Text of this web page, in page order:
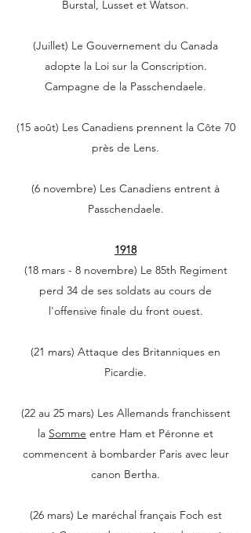
Burstal, Lusset et Watson.
(Juillet) Le Gouvernement du Canada
adopte la Loi sur la Conscription.
Campagne de la Passchendaele.
(15 août) Les Canadiens prennent la Côte 70
près de Lens.
(6 novembre) Les Canadiens entrent à
Passchendaele.
1918
(18 mars - 8 novembre) Le 85th Regiment
perd 34 de ses soldats au cours de
l'offensive finale du front ouest.
(21 mars) Attaque des Britanniques en
Picardie.
(22 au 25 mars) Les Allemands franchissent
la Somme entre Ham et Péronne et
commencent à bombarder Paris avec leur
canon Bertha.
(26 mars) Le maréchal français Foch est